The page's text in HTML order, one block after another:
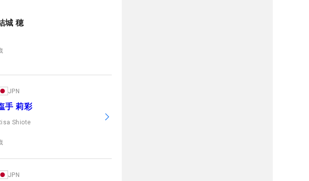
城 穂
JPN
手 莉彩
Shiote
JPN